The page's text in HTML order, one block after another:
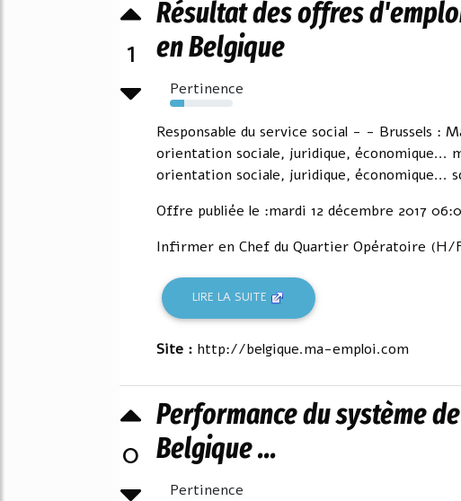
1
Résultat des offres
en Belgique
Pertinence
23%
Responsable du service social - - Brussels :
orientation sociale, juridique, économique...
orientation sociale, juridique, économique...
Offre publiée le :mardi 12 décembre 2017
Infirmer en Chef du Quartier Opératoire (H/
LIRE LA SUITE
Site : http://belgique.ma-emploi.com
0
Performance du système
Belgique ...
Pertinence